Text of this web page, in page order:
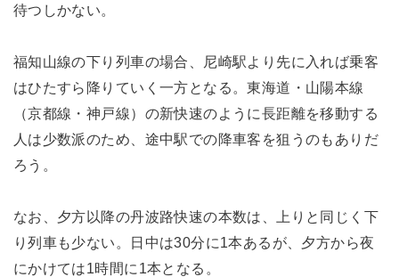
待つしかない。
福知山線の下り列車の場合、尼崎駅より先に入れば乗客
はひたすら降りていく一方となる。東海道・山陽本線
（京都線・神戸線）の新快速のように長距離を移動する
人は少数派のため、途中駅での降車客を狙うのもありだ
ろう。
なお、夕方以降の丹波路快速の本数は、上りと同じく下
り列車も少ない。日中は30分に1本あるが、夕方から夜
にかけては1時間に1本となる。